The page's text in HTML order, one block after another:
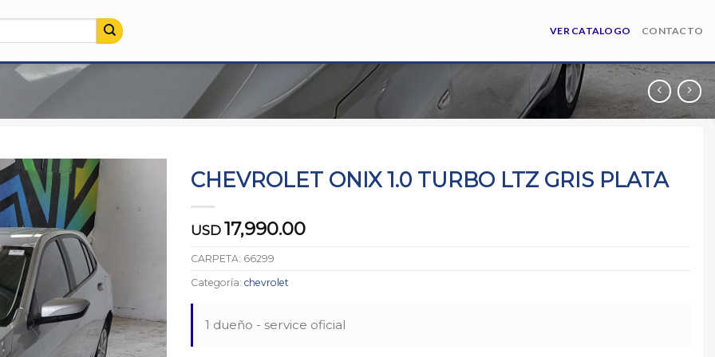
VER CATALOGO CONTACTO
CHEVROLET ONIX 1.0 TURBO LTZ GRIS PLATA
USD17,990.00
CARPETA: 66299
Categoría: chevrolet
1 dueño - service oficial